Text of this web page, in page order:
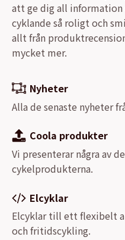
att ge dig all
cyklande så roligt och
allt från
mycket mer.
Nyheter
Alla de senaste nyheter
Coola produkter
Vi presenterar några av
cykelprodukterna.
Elcyklar
Elcyklar till ett flexibelt
och fritidscykling.